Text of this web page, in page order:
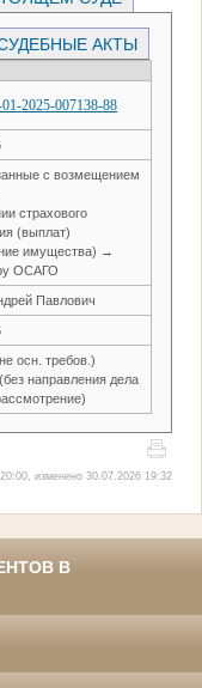
АКТЫ
2025-007138-88
с возмещением
страхового
(выплат)
имущества) →
ОСАГО
Павлович
осн. требов.)
направления дела
изменено 30.07.2026 19:32
В